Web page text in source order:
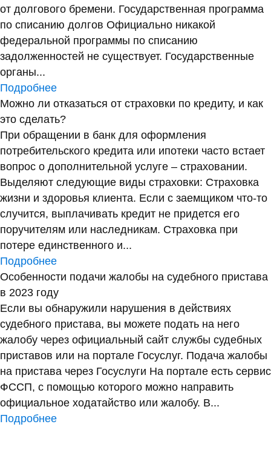
от долгового бремени. Государственная программа
по списанию долгов Официально никакой
федеральной программы по списанию
задолженностей не существует. Государственные
органы...
Подробнее
Можно ли отказаться от страховки по кредиту, и как
это сделать?
При обращении в банк для оформления
потребительского кредита или ипотеки часто встает
вопрос о дополнительной услуге – страховании.
Выделяют следующие виды страховки: Страховка
жизни и здоровья клиента. Если с заемщиком что-то
случится, выплачивать кредит не придется его
поручителям или наследникам. Страховка при
потере единственного и...
Подробнее
Особенности подачи жалобы на судебного пристава
в 2023 году
Если вы обнаружили нарушения в действиях
судебного пристава, вы можете подать на него
жалобу через официальный сайт службы судебных
приставов или на портале Госуслуг. Подача жалобы
на пристава через Госуслуги На портале есть сервис
ФССП, с помощью которого можно направить
официальное ходатайство или жалобу. В...
Подробнее